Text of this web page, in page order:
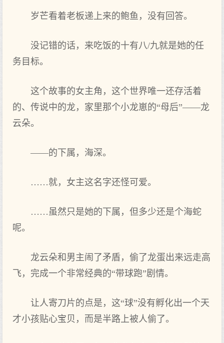
岁芒看着老板递上来的鲍鱼，没有回答。
没记错的话，来吃饭的十有八/九就是她的任
务目标。
这个故事的女主角，这个世界唯一还存活着
的、传说中的龙，家里那个小龙崽的“母后”——龙
云朵。
——的下属，海深。
……就，女主这名字还怪可爱。
……虽然只是她的下属，但多少还是个海蛇
呢。
龙云朵和男主闹了矛盾，偷了龙蛋出来远走高
飞，完成一个非常经典的“带球跑”剧情。
让人寄刀片的点是，这“球”没有孵化出一个天
才小孩贴心宝贝，而是半路上被人偷了。